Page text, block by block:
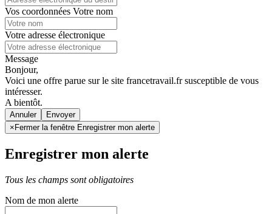
Vos coordonnées Votre nom
Votre adresse électronique
Message
Bonjour,
Voici une offre parue sur le site francetravail.fr susceptible de vous
intéresser.
A bientôt.
Annuler
× Fermer la fenêtre Enregistrer mon alerte
Enregistrer mon alerte
Tous les champs sont obligatoires
Nom de mon alerte